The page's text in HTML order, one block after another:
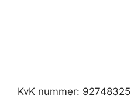
KvK nummer: 92748325